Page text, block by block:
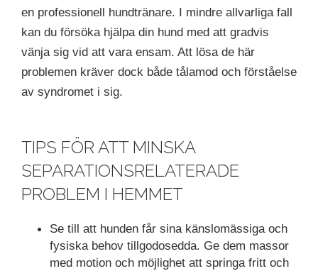
en professionell hundtränare. I mindre allvarliga fall
kan du försöka hjälpa din hund med att gradvis
vänja sig vid att vara ensam. Att lösa de här
problemen kräver dock både tålamod och förståelse
av syndromet i sig.
TIPS FÖR ATT MINSKA
SEPARATIONSRELATERADE
PROBLEM I HEMMET
Se till att hunden får sina känslomässiga och
fysiska behov tillgodosedda. Ge dem massor
med motion och möjlighet att springa fritt och